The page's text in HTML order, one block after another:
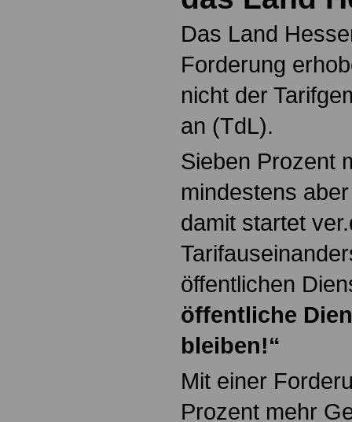
Das Land
Forderung
nicht der
an (TdL).
Sieben Prozent
mindestens
damit startet
öffentlichen
öffentliche
bleiben!“
Mit einer
Prozent mehr